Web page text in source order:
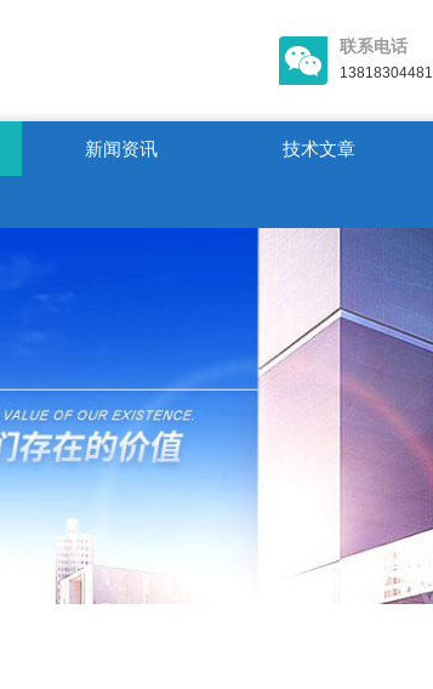
联系电话
13818304481
新闻资讯 技术文章